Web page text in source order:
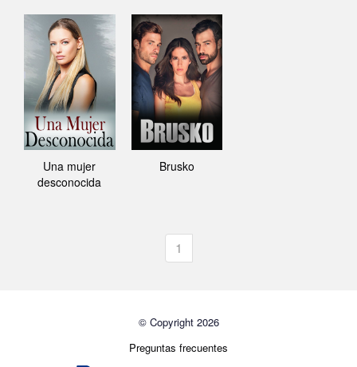
Una mujer
desconocida
Brusko
1
© Copyright 2026
Preguntas frecuentes